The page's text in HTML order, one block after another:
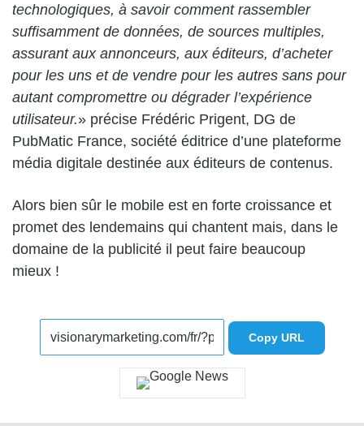
technologiques, à savoir comment rassembler
suffisamment de données, de sources multiples,
assurant aux annonceurs, aux éditeurs, d’acheter
pour les uns et de vendre pour les autres sans pour
autant compromettre ou dégrader l’expérience
utilisateur.» précise Frédéric Prigent, DG de
PubMatic France, société éditrice d’une plateforme
média digitale destinée aux éditeurs de contenus.
Alors bien sûr le mobile est en forte croissance et
promet des lendemains qui chantent mais, dans le
domaine de la publicité il peut faire beaucoup
mieux !
Copy URL